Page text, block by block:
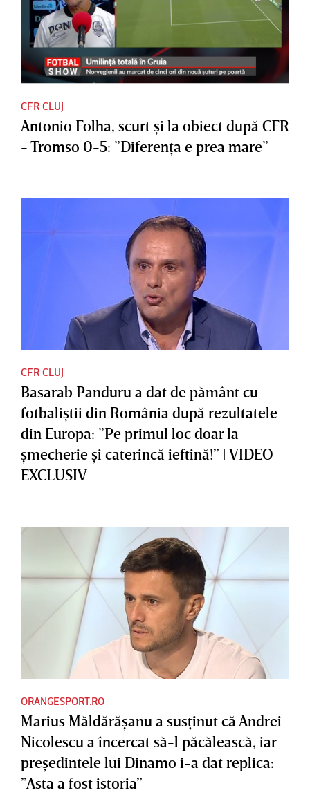
CFR CLUJ
Antonio Folha, scurt şi la obiect după CFR
- Tromso 0-5: ”Diferenţa e prea mare”
CFR CLUJ
Basarab Panduru a dat de pământ cu
fotbaliştii din România după rezultatele
din Europa: ”Pe primul loc doar la
şmecherie şi caterincă ieftină!” | VIDEO
EXCLUSIV
ORANGESPORT.RO
Marius Măldărăşanu a susţinut că Andrei
Nicolescu a încercat să-l păcălească, iar
preşedintele lui Dinamo i-a dat replica:
”Asta a fost istoria”